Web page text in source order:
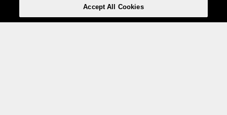
Accept All Cookies